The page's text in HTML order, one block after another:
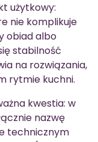
użytkowy:
nie komplikuje
obiad albo
stabilność
na rozwiązania,
rytmie kuchni.
kwestia: w
nazwę
technicznym